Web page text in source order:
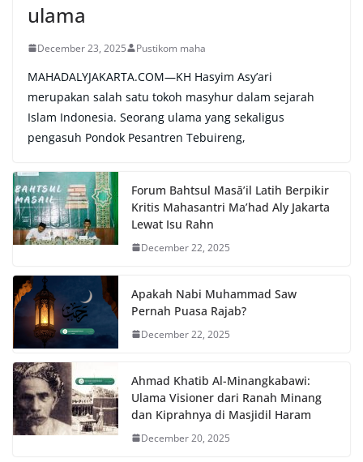
ulama
December 23, 2025 Pustikom maha
MAHADALYJAKARTA.COM—KH Hasyim Asy’ari
merupakan salah satu tokoh masyhur dalam sejarah
Islam Indonesia. Seorang ulama yang sekaligus
pengasuh Pondok Pesantren Tebuireng,
Forum Bahtsul Masā’il Latih Berpikir
Kritis Mahasantri Ma’had Aly Jakarta
Lewat Isu Rahn
December 22, 2025
Apakah Nabi Muhammad Saw
Pernah Puasa Rajab?
December 22, 2025
Ahmad Khatib Al-Minangkabawi:
Ulama Visioner dari Ranah Minang
dan Kiprahnya di Masjidil Haram
December 20, 2025